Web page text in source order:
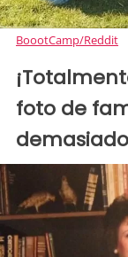
BoootCamp/Reddit
foto de